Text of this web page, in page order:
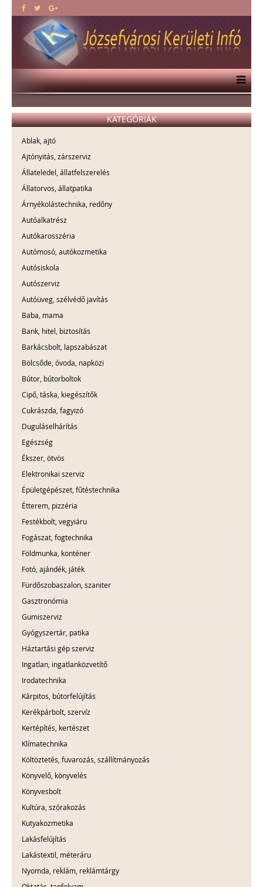
KATEGÓRIÁK
Ablak, ajtó
Ajtónyitás, zárszerviz
Állateledel, állatfelszerelés
Állatorvos, állatpatika
Árnyékolástechnika, redőny
Autóalkatrész
Autókarosszéria
Autómosó, autókozmetika
Autósiskola
Autószerviz
Autóüveg, szélvédő javítás
Baba, mama
Bank, hitel, biztosítás
Barkácsbolt, lapszabászat
Bölcsőde, óvoda, napközi
Bútor, bútorboltok
Cipő, táska, kiegészítők
Cukrászda, fagyizó
Duguláselhárítás
Egészség
Ékszer, ötvös
Elektronikai szerviz
Épületgépészet, fűtéstechnika
Étterem, pizzéria
Festékbolt, vegyiáru
Fogászat, fogtechnika
Földmunka, konténer
Fotó, ajándék, játék
Fürdőszobaszalon, szaniter
Gasztronómia
Gumiszerviz
Gyógyszertár, patika
Háztartási gép szerviz
Ingatlan, ingatlanközvetítő
Irodatechnika
Kárpitos, bútorfelújítás
Kerékpárbolt, szervíz
Kertépítés, kertészet
Klímatechnika
Költöztetés, fuvarozás, szállítmányozás
Könyvelő, könyvelés
Könyvesbolt
Kultúra, szórakozás
Kutyakozmetika
Lakásfelújítás
Lakástextil, méteráru
Nyomda, reklám, reklámtárgy